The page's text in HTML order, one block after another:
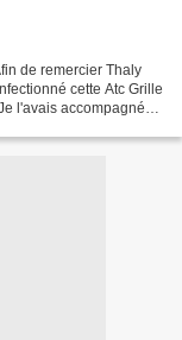
de remercier Thaly
cette Atc Grille
l'avais accompagnée